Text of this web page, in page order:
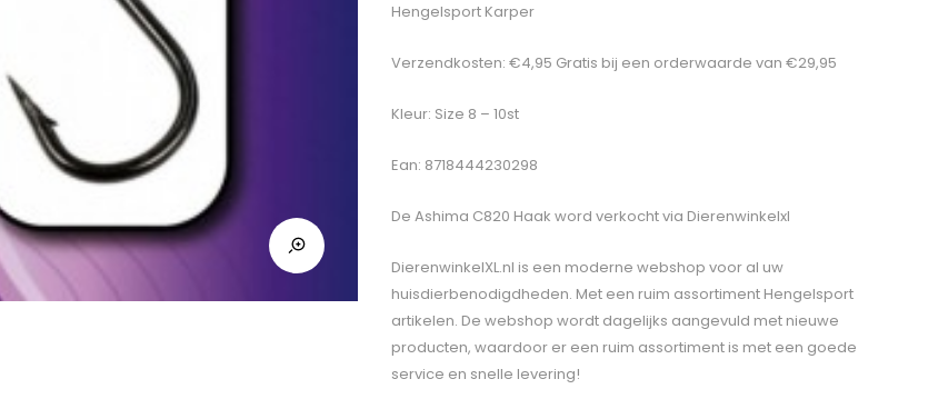
Hengelsport Karper
Verzendkosten: €4,95 Gratis bij een orderwaarde van €29,95
Kleur: Size 8 – 10st
Ean: 8718444230298
De Ashima C820 Haak word verkocht via Dierenwinkelxl
DierenwinkelXL.nl is een moderne webshop voor al uw
huisdierbenodigdheden. Met een ruim assortiment Hengelsport
artikelen. De webshop wordt dagelijks aangevuld met nieuwe
producten, waardoor er een ruim assortiment is met een goede
service en snelle levering!